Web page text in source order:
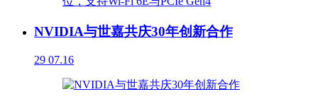
NVIDIA与世嘉共庆30年创新合作
29 07.16